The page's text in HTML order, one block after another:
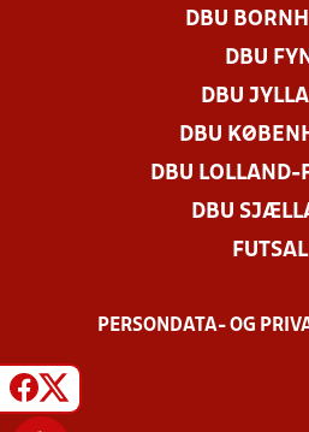
DBU
DBU FYN
DBU
DBU
DBU LOLLAND-
DBU
FUTSAL
PERSONDATA- OG